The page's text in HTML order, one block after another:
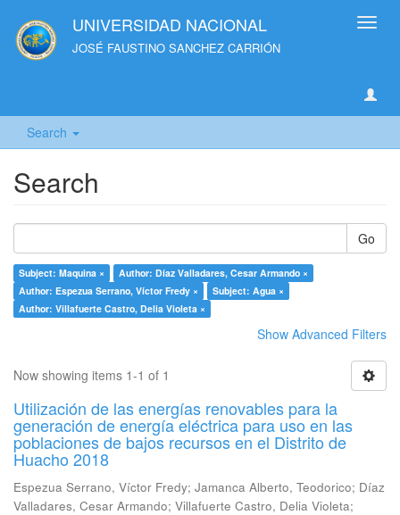
UNIVERSIDAD NACIONAL
JOSÉ FAUSTINO SANCHEZ CARRIÓN
Search
Search
Go
Subject: Maquina ×
Author: Díaz Valladares, Cesar Armando ×
Author: Espezua Serrano, Víctor Fredy ×
Subject: Agua ×
Author: Villafuerte Castro, Delia Violeta ×
Show Advanced Filters
Now showing items 1-1 of 1
Utilización de las energías renovables para la
generación de energía eléctrica para uso en las
poblaciones de bajos recursos en el Distrito de
Huacho 2018
Espezua Serrano, Víctor Fredy; Jamanca Alberto, Teodorico; Díaz
Valladares, Cesar Armando; Villafuerte Castro, Delia Violeta;